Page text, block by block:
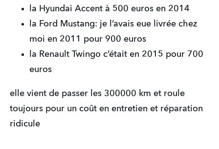
la Hyundai Accent à 500 euros en 2014
la Ford Mustang: je l’avais eue livrée chez
moi en 2011 pour 900 euros
la Renault Twingo c’était en 2015 pour 700
euros
elle vient de passer les 300000 km et roule
toujours pour un coût en entretien et réparation
ridicule